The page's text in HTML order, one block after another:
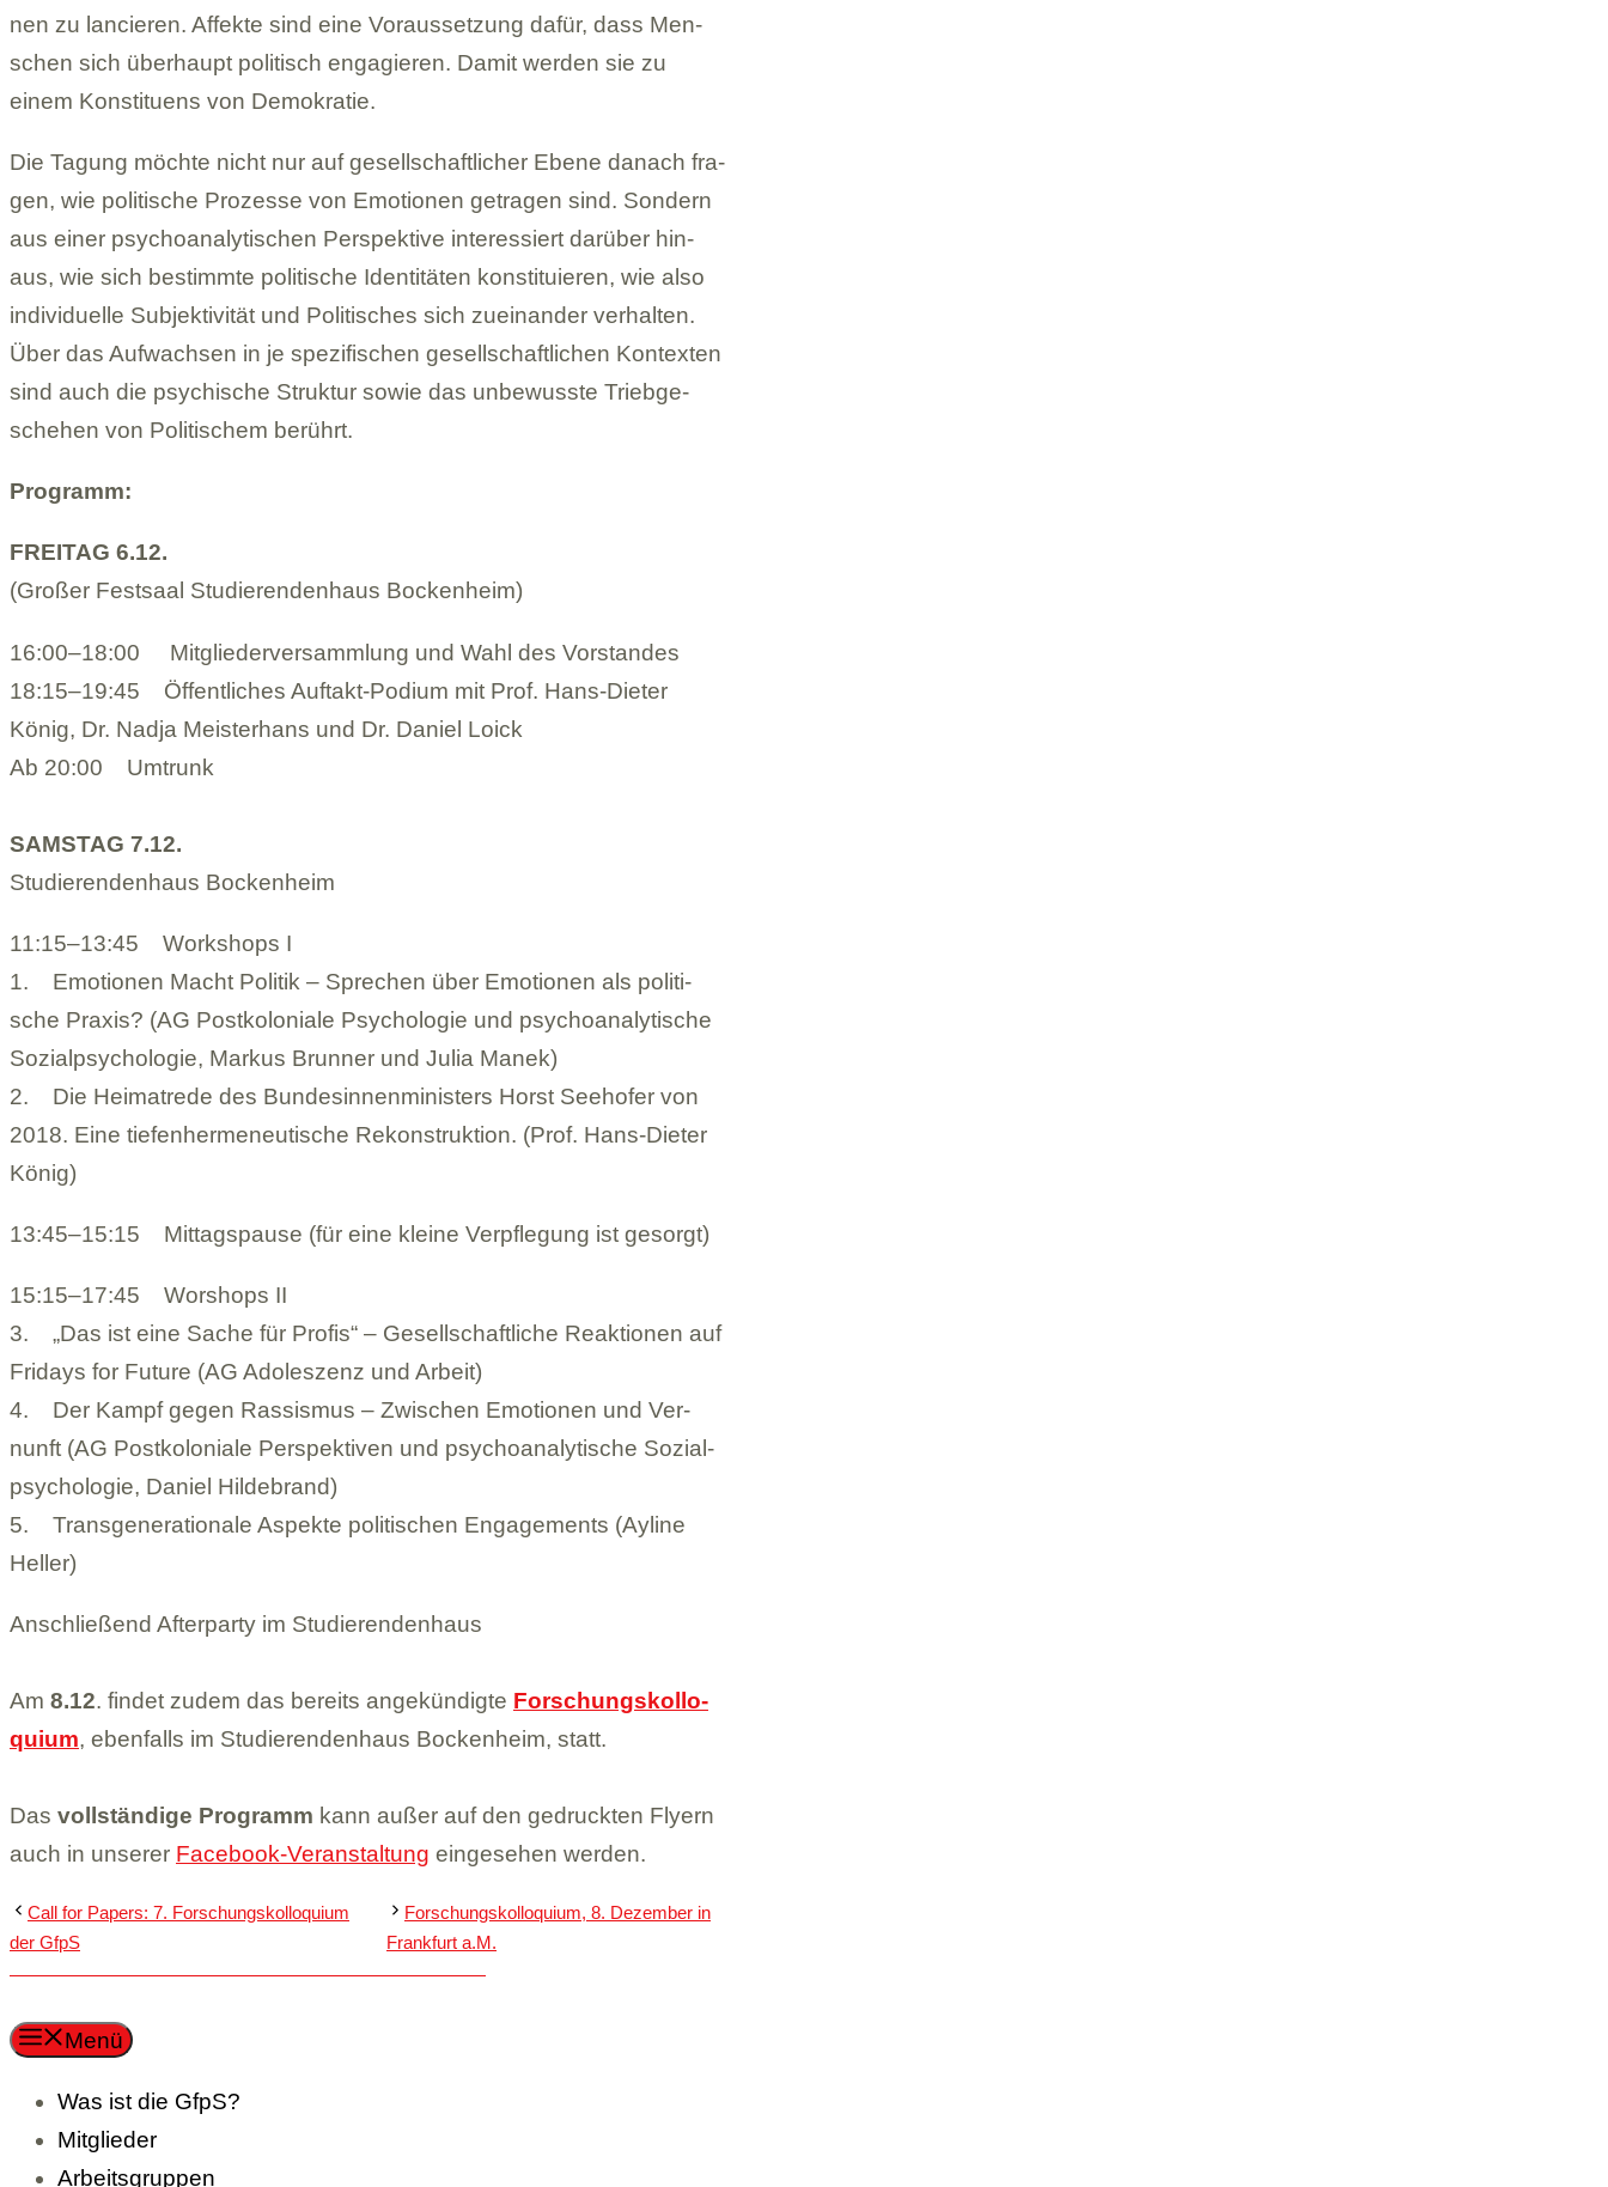
nen zu lan­cie­ren. Affekte sind eine Vor­aus­set­zung dafür, dass Men­
schen sich über­haupt poli­tisch enga­gie­ren. Damit wer­den sie zu
einem Kon­sti­tu­ens von Demo­kra­tie.
Die Tagung möchte nicht nur auf gesell­schaft­li­cher Ebene danach fra­
gen, wie poli­ti­sche Pro­zesse von Emo­tio­nen getra­gen sind. Son­dern
aus einer psy­cho­ana­ly­ti­schen Per­spek­tive inter­es­siert dar­über hin­
aus, wie sich bestimmte poli­ti­sche Iden­ti­tä­ten kon­sti­tu­ie­ren, wie also
indi­vi­du­elle Sub­jek­ti­vi­tät und Poli­ti­sches sich zuein­an­der ver­hal­ten.
Über das Auf­wach­sen in je spe­zi­fi­schen gesell­schaft­li­chen Kon­tex­ten
sind auch die psy­chi­sche Struk­tur sowie das unbe­wusste Trieb­ge­
sche­hen von Poli­ti­schem berührt.
Pro­gramm:
FREI­TAG 6.12.
(Gro­ßer Fest­saal Stu­die­ren­den­haus Bocken­heim)
16:00–18:00 Mit­glie­der­ver­samm­lung und Wahl des Vor­stan­des
18:15–19:45 Öffent­li­ches Auf­takt-Podium mit Prof. Hans-Die­ter
König, Dr. Nadja Meis­ter­hans und Dr. Daniel Loick
Ab 20:00 Umtrunk
SAMS­TAG 7.12.
Stu­die­ren­den­haus Bocken­heim
11:15–13:45 Work­shops I
1. Emo­tio­nen Macht Poli­tik – Spre­chen über Emo­tio­nen als poli­ti­
sche Pra­xis? (AG Post­ko­lo­niale Psy­cho­lo­gie und psy­cho­ana­ly­ti­sche
Sozi­al­psy­cho­lo­gie, Mar­kus Brun­ner und Julia Manek)
2. Die Hei­mat­rede des Bun­des­in­nen­mi­nis­ters Horst See­ho­fer von
2018. Eine tie­fen­her­me­neu­ti­sche Rekon­struk­tion. (Prof. Hans-Die­ter
König)
13:45–15:15 Mit­tags­pause (für eine kleine Ver­pfle­gung ist gesorgt)
15:15–17:45 Wor­shops II
3. „Das ist eine Sache für Pro­fis“ – Gesell­schaft­li­che Reak­tio­nen auf
Fri­days for Future (AG Ado­les­zenz und Arbeit)
4. Der Kampf gegen Ras­sis­mus – Zwi­schen Emo­tio­nen und Ver­
nunft (AG Post­ko­lo­niale Per­spek­ti­ven und psy­cho­ana­ly­ti­sche Sozi­al­
psy­cho­lo­gie, Daniel Hil­de­brand)
5. Trans­ge­ne­ra­tio­nale Aspekte poli­ti­schen Enga­ge­ments (Ayline
Hel­ler)
Anschlie­ßend After­party im Stu­die­ren­den­haus
Am 8.12. fin­det zudem das bereits ange­kün­digte For­schungs­kol­lo­
quium, eben­falls im Stu­die­ren­den­haus Bocken­heim, statt.
Das voll­stän­dige Pro­gramm kann außer auf den gedruck­ten Fly­ern
auch in unse­rer Face­book-Ver­an­stal­tung ein­ge­se­hen wer­den.
Call for Papers: 7. For­schungs­kol­lo­quium
der GfpS
For­schungs­kol­lo­quium, 8. Dezem­ber in
Frank­furt a.M.
Menü
Was ist die GfpS?
Mit­glie­der
Arbeits­grup­pen